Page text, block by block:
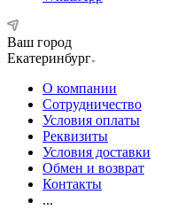
Ваш город
Екатеринбург
О компании
Сотрудничество
Условия оплаты
Реквизиты
Условия доставки
Обмен и возврат
Контакты
...